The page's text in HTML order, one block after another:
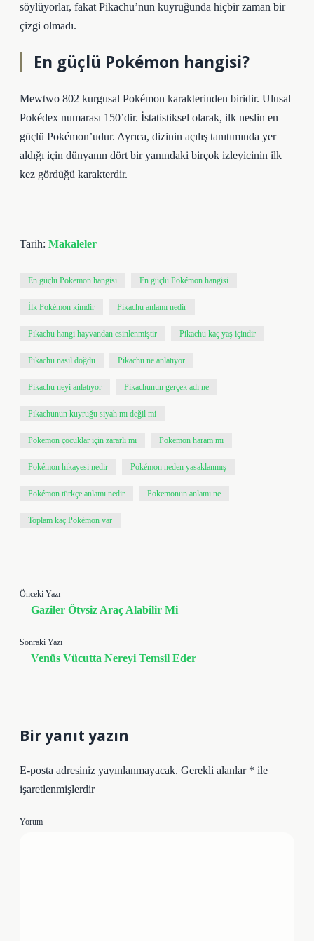
söylüyorlar, fakat Pikachu’nun kuyruğunda hiçbir zaman bir
çizgi olmadı.
En güçlü Pokémon hangisi?
Mewtwo 802 kurgusal Pokémon karakterinden biridir. Ulusal
Pokédex numarası 150’dir. İstatistiksel olarak, ilk neslin en
güçlü Pokémon’udur. Ayrıca, dizinin açılış tanıtımında yer
aldığı için dünyanın dört bir yanındaki birçok izleyicinin ilk
kez gördüğü karakterdir.
Tarih: Makaleler
En güçlü Pokemon hangisi En güçlü Pokémon hangisi
İlk Pokémon kimdir Pikachu anlamı nedir
Pikachu hangi hayvandan esinlenmiştir Pikachu kaç yaş içindir
Pikachu nasıl doğdu Pikachu ne anlatıyor
Pikachu neyi anlatıyor Pikachunun gerçek adı ne
Pikachunun kuyruğu siyah mı değil mi
Pokemon çocuklar için zararlı mı Pokemon haram mı
Pokémon hikayesi nedir Pokémon neden yasaklanmış
Pokémon türkçe anlamı nedir Pokemonun anlamı ne
Toplam kaç Pokémon var
Önceki Yazı
Gaziler Ötvsiz Araç Alabilir Mi
Sonraki Yazı
Venüs Vücutta Nereyi Temsil Eder
Bir yanıt yazın
E-posta adresiniz yayınlanmayacak. Gerekli alanlar * ile
işaretlenmişlerdir
Yorum